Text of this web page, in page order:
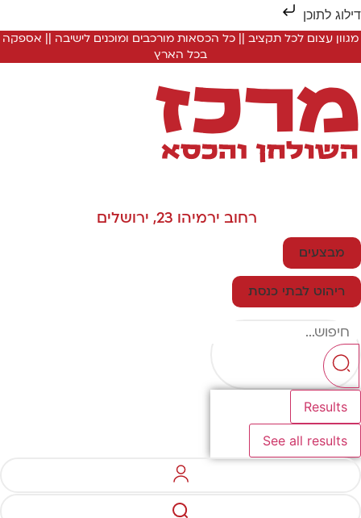
לתוכן
מגוון עצום לכל תקציב || כל הכסאות מורכבים ומוכנים לישיבה || אספקה
בכל הארץ
רחוב ירמיהו 23, ירושלים
מבצעים
ריהוט לבתי כנסת
Results
See all results